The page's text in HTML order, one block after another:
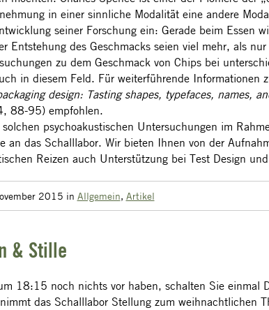
in einer sinnliche Modalität eine andere
seiner Forschung ein: Gerade beim Essen
Entstehung des Geschmacks seien viel mehr, als
zu dem Geschmack von Chips bei
in diesem Feld. Für weiterführende Informationen
design: Tasting shapes, typefaces, names,
88-95) empfohlen.
psychoakustischen Untersuchungen im
an das Schalllabor. Wir bieten Ihnen von der
Reizen auch Unterstützung bei Test Design
2015 in Allgemein, Artikel
& Stille
18:15 noch nichts vor haben, schalten Sie einmal
das Schalllabor Stellung zum weihnachtlichen